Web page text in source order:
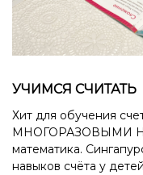
УЧИМСЯ СЧИТАТЬ
Хит для обучения
МНОГОРАЗОВЫМИ
математика.
навыков счёта у